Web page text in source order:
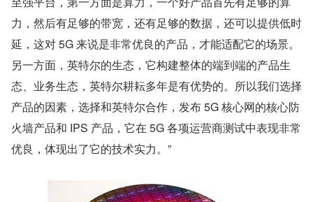
力，然后有足够的带宽，还有足够的数据，还可以提供低时
延，这对 5G 来说是非常优良的产品，才能适配它的场景。
另一方面，英特尔的生态，它构建整体的端到端的产品生
态、业务生态，英特尔耕耘多年是有优势的。所以我们选择
产品的因素，选择和英特尔合作，发布 5G 核心网的核心防
火墙产品和 IPS 产品，它在 5G 各项运营商测试中表现非常
优良，体现出了它的技术实力。”